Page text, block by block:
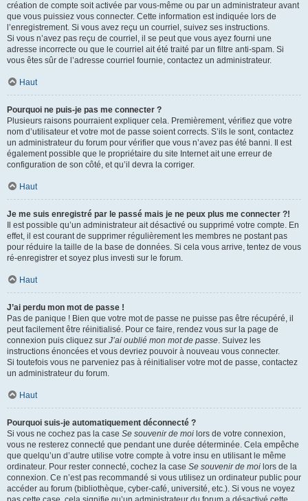
création de compte soit activée par vous-même ou par un administrateur avant
que vous puissiez vous connecter. Cette information est indiquée lors de
l’enregistrement. Si vous avez reçu un courriel, suivez ses instructions.
Si vous n’avez pas reçu de courriel, il se peut que vous ayez fourni une
adresse incorrecte ou que le courriel ait été traité par un filtre anti-spam. Si
vous êtes sûr de l’adresse courriel fournie, contactez un administrateur.
Haut
Pourquoi ne puis-je pas me connecter ?
Plusieurs raisons pourraient expliquer cela. Premièrement, vérifiez que votre
nom d’utilisateur et votre mot de passe soient corrects. S’ils le sont, contactez
un administrateur du forum pour vérifier que vous n’avez pas été banni. Il est
également possible que le propriétaire du site Internet ait une erreur de
configuration de son côté, et qu’il devra la corriger.
Haut
Je me suis enregistré par le passé mais je ne peux plus me connecter ?!
Il est possible qu’un administrateur ait désactivé ou supprimé votre compte. En
effet, il est courant de supprimer régulièrement les membres ne postant pas
pour réduire la taille de la base de données. Si cela vous arrive, tentez de vous
ré-enregistrer et soyez plus investi sur le forum.
Haut
J’ai perdu mon mot de passe !
Pas de panique ! Bien que votre mot de passe ne puisse pas être récupéré, il
peut facilement être réinitialisé. Pour ce faire, rendez vous sur la page de
connexion puis cliquez sur J’ai oublié mon mot de passe. Suivez les
instructions énoncées et vous devriez pouvoir à nouveau vous connecter.
Si toutefois vous ne parveniez pas à réinitialiser votre mot de passe, contactez
un administrateur du forum.
Haut
Pourquoi suis-je automatiquement déconnecté ?
Si vous ne cochez pas la case Se souvenir de moi lors de votre connexion,
vous ne resterez connecté que pendant une durée déterminée. Cela empêche
que quelqu’un d’autre utilise votre compte à votre insu en utilisant le même
ordinateur. Pour rester connecté, cochez la case Se souvenir de moi lors de la
connexion. Ce n’est pas recommandé si vous utilisez un ordinateur public pour
accéder au forum (bibliothèque, cyber-café, université, etc.). Si vous ne voyez